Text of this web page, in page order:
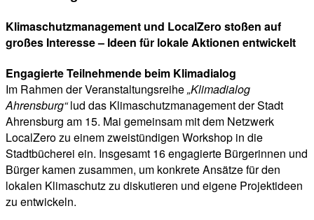
Klimaschutzmanagement und LocalZero stoßen auf
großes Interesse – Ideen für lokale Aktionen entwickelt
Engagierte Teilnehmende beim Klimadialog
Im Rahmen der Veranstaltungsreihe„Klimadialog
Ahrensburg“lud das Klimaschutzmanagement der Stadt
Ahrensburg am 15. Mai gemeinsam mit dem Netzwerk
LocalZero zu einem zweistündigen Workshop in die
Stadtbücherei ein. Insgesamt 16 engagierte Bürgerinnen und
Bürger kamen zusammen, um konkrete Ansätze für den
lokalen Klimaschutz zu diskutieren und eigene Projektideen
zu entwickeln.